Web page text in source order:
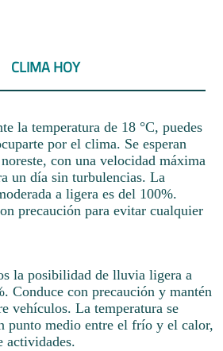
CLIMA HOY
la temperatura de 18 °C, puedes
por el clima. Se esperan
con una velocidad máxima
un día sin turbulencias. La
a ligera es del 100%.
precaución para evitar cualquier
la posibilidad de lluvia ligera a
Conduce con precaución y mantén
vehículos. La temperatura se
punto medio entre el frío y el calor,
actividades.